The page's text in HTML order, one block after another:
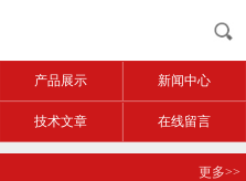
产品展示 新闻中心
技术文章 在线留言
更多>>